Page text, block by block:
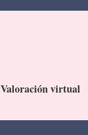
Valoración virtual